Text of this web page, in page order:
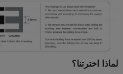
لماذا اخترتنا؟